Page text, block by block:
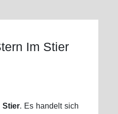
Im Stier
Stier. Es handelt sich